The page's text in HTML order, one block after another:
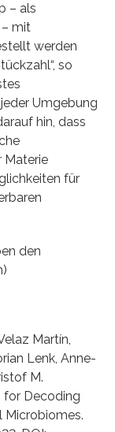
– als
mit
werden
so
Umgebung
hin, dass
Materie
für
den
Martín,
Lenk, Anne-
M.
for Decoding
Microbiomes.